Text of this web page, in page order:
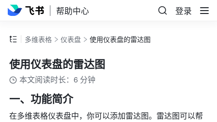
帮助中心 登录
多维表格 仪表盘 使用仪表盘的雷达图
使用仪表盘的雷达图
本文阅读时长：6 分钟
一、功能简介
在多维表格仪表盘中，你可以添加雷达图。雷达图可以帮